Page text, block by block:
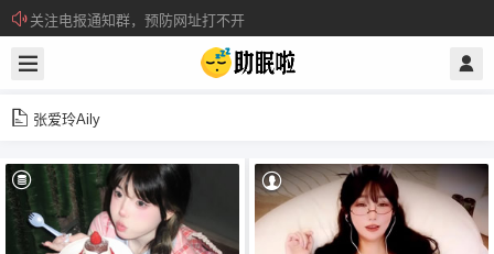
关注电报通知群，预防网址打不开
所有注册用户记得每日来签到领取积分。
张爱玲Aily